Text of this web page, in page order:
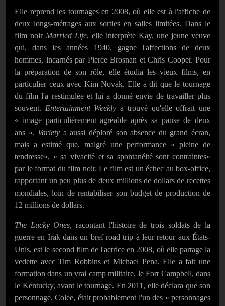
Elle reprend les tournages en 2008, où elle est à l'affiche de
deux longs-métrages aux sorties en salles limitées. Dans le
film noir Married Life, elle interprète Kay, une jeune veuve
qui, dans les années 1940, gagne l'affections de deux
hommes, incarnés par Pierce Brosnan et Chris Cooper. Pour
la préparation de son rôle, elle étudia les vieux films, en
particulier ceux avec Kim Novak. Elle a dit que le tournage
du film l'a restimulée et lui a donné envie de travailler plus
souvent. Entertainment Weekly a trouvé qu'elle offrait une
« image particulièrement agréable après sa pause de deux
ans ». Variety a aussi déploré son absence du grand écran,
mais a estimé que, malgré une performance « pleine de
tendresse», « sa vivacité et sa spontanéité sont contraintes»
par le format du film noir. Le film est un échec au box-office,
rapportant un peu plus de deux millions de dollars de recettes
mondiales, loin de rentabiliser son budget de production de
12 millions de dollars.
The Lucky Ones, racontant l'histoire de trois soldats de la
guerre en Irak dans un bref road trip à leur retour aux États-
Unis, est le second film de l'actrice en 2008, où elle partage la
vedette avec Tim Robbins et Michael Pena. Elle a fait une
formation dans un vrai camp militaire, le Fort Campbell, dans
le Kentucky, avant le tournage. En 2011, elle déclara que son
personnage, Colee, était probablement l'un des « personnages